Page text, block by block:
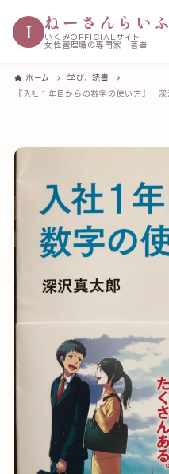
I ねーさんらいふ
いくみOFFICIALサイト
女性管理職の専門家・著者
ホーム
学び、読書